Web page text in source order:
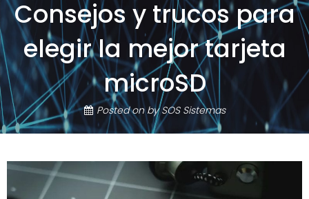
Consejos y trucos para
elegir la mejor tarjeta
microSD
Posted onbySOS Sistemas